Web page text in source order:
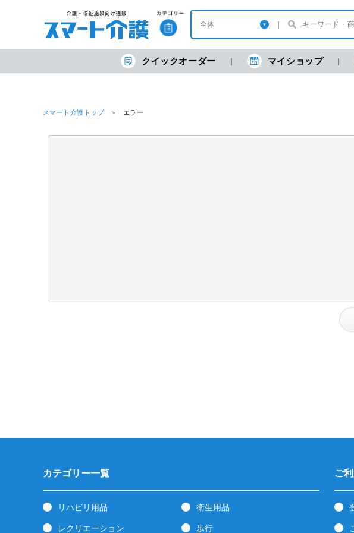
クイックオーダー マイショップ
スマート介護トップ エラー
カテゴリー一覧
リハビリ用品 衛生用品
レクリエーション 歩行
ご